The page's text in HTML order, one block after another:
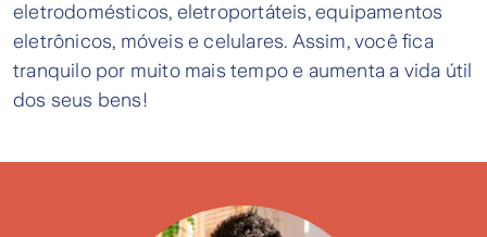
eletrodomésticos, eletroportáteis, equipamentos
eletrônicos, móveis e celulares. Assim, você fica
tranquilo por muito mais tempo e aumenta a vida útil
dos seus bens!